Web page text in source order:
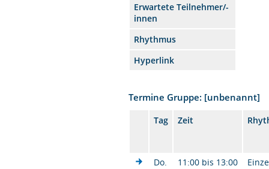
Erwartete Teilnehmer/-
innen
Rhythmus
Hyperlink
Termine Gruppe: [unbenannt]
Tag Zeit
Do. 11:00 bis 13:00